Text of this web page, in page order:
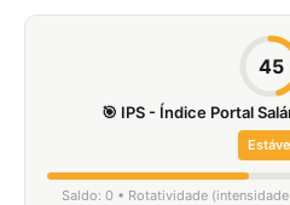
45
🎯 IPS - Índice Portal
Saldo: 0 • Rotatividade